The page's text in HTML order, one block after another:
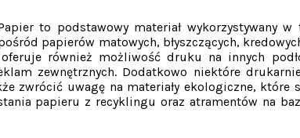
to podstawowy materiał wykorzystywany
papierów matowych, błyszczących,
również możliwość druku na innych
zewnętrznych. Dodatkowo niektóre
zwrócić uwagę na materiały ekologiczne, które
papieru z recyklingu oraz atramentów na